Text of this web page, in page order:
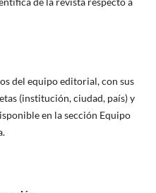
del equipo editorial, con sus
(institución, ciudad, país) y
en la sección Equipo